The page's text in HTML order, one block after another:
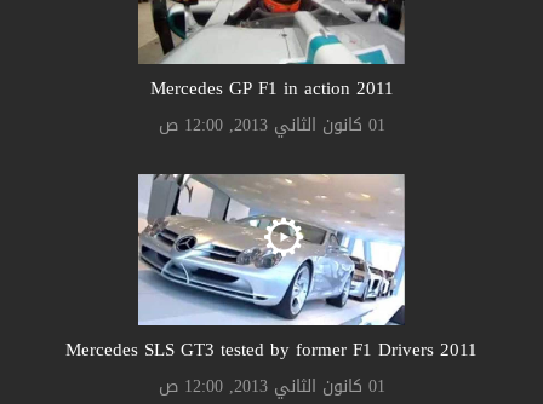
2011 Mercedes GP F1 in action
01 كانون الثاني 2013, 12:00 ص
2011 Mercedes SLS GT3 tested by former F1 Drivers
01 كانون الثاني 2013, 12:00 ص